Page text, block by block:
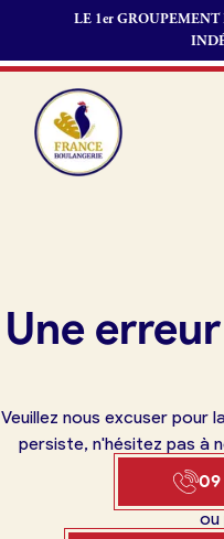
LE 1er GROUPEMENT
boulanger
Boulangerie
Pourquoi
Une
Veuillez nous excuser pour
persiste, n'hésitez pas à
09
ou